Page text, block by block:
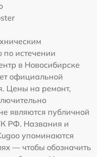
по истечении
в Новосибирске
официальной
Цены на ремонт,
являются публичной
РФ. Названия и
упоминаются
— чтобы обозначить